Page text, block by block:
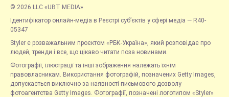
© 2026 LLC «UBT MEDIA»
Ідентифікатор онлайн-медіа в Реєстрі суб’єктів у сфері медіа — R40-
05347
Styler є розважальним проєктом «РБК-Україна», який розповідає про
людей, тренди і все, що цікаво читати поза новинами.
Фотографії, ілюстрації та інші зображення належать їхнім
правовласникам. Використання фотографій, позначених Getty Images,
допускається виключно за наявності письмового дозволу
фотоагентства Getty Images. Фотографії, позначені логотипом «Styler»